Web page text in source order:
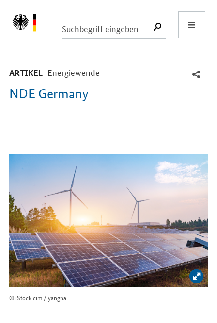
SUCHE
ARTIKEL -
Energiewende
NDE Germany
Bild
© iStock.cim / yangna